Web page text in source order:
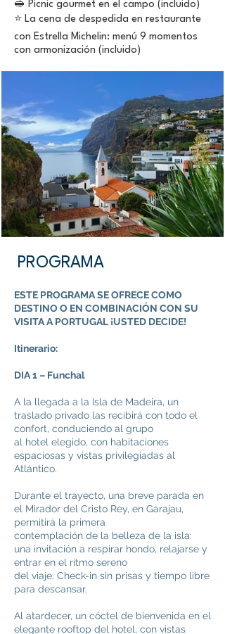
🥪 Picnic gourmet en el campo (incluido)
⭐ La cena de despedida en restaurante
con Estrella Michelin: menú 9 momentos
con armonización (incluido)
PROGRAMA
ESTE PROGRAMA SE OFRECE COMO
DESTINO O EN COMBINACIÓN CON SU
VISITA A PORTUGAL ¡USTED DECIDE!
Itinerario:
DIA 1 – Funchal
A la llegada a la Isla de Madeira, un
traslado privado las recibirá con todo el
confort, conduciendo al grupo
al hotel elegido, con habitaciones
espaciosas y vistas privilegiadas al
Atlántico.
Durante el trayecto, una breve parada en
el Mirador del Cristo Rey, en Garajau,
permitirá la primera
contemplación de la belleza de la isla:
una invitación a respirar hondo, relajarse y
entrar en el ritmo sereno
del viaje. Check-in sin prisas y tiempo libre
para descansar.
Al atardecer, un cóctel de bienvenida en el
elegante rooftop del hotel, con vistas